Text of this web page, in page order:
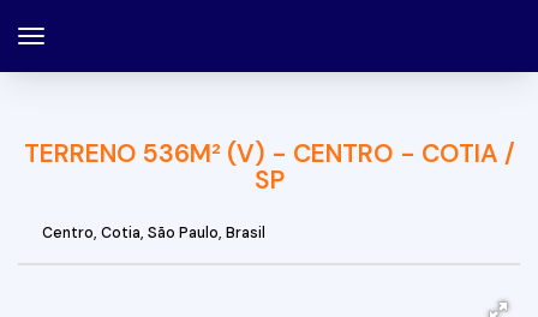
TERRENO 536M² (V) - CENTRO - COTIA /
SP
Centro, Cotia, São Paulo, Brasil